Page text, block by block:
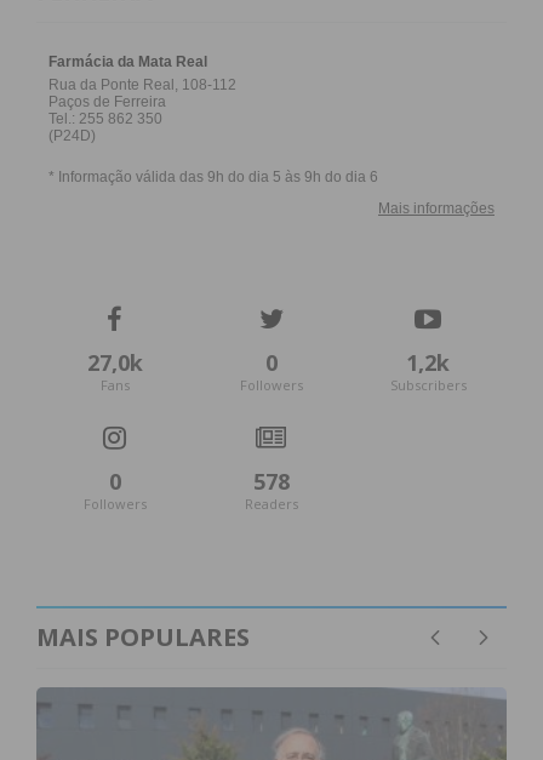
27,0k
Fans
0
Followers
1,2k
Subscribers
0
Followers
578
Readers
MAIS POPULARES